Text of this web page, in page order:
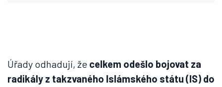
Úřady odhadují, že celkem odešlo bojovat za
radikály z takzvaného Islámského státu (IS) do